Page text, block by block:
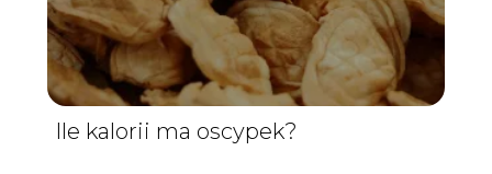
Ile kalorii ma oscypek?